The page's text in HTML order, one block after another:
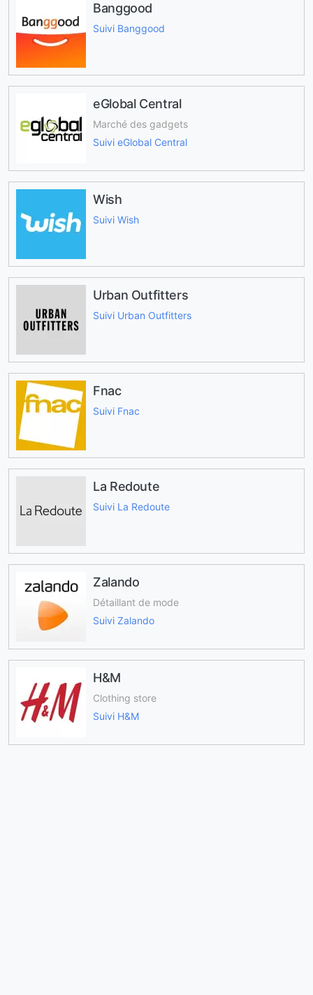
Banggood
Suivi Banggood
eGlobal Central
Marché des gadgets
Suivi eGlobal Central
Wish
Suivi Wish
Urban Outfitters
Suivi Urban Outfitters
Fnac
Suivi Fnac
La Redoute
Suivi La Redoute
Zalando
Détaillant de mode
Suivi Zalando
H&M
Clothing store
Suivi H&M